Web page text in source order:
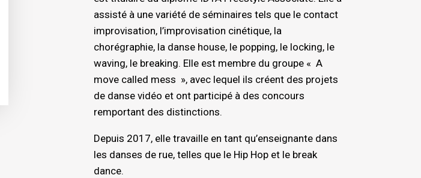
assisté à une variété de séminaires tels que le contact
improvisation, l’improvisation cinétique, la
chorégraphie, la danse house, le popping, le locking, le
waving, le breaking. Elle est membre du groupe « A
move called mess », avec lequel ils créent des projets
de danse vidéo et ont participé à des concours
remportant des distinctions.
Depuis 2017, elle travaille en tant qu’enseignante dans
les danses de rue, telles que le Hip Hop et le break
dance.